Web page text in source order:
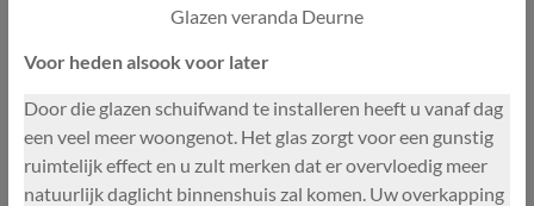
Glazen veranda Deurne
Voor heden alsook voor later
Door die glazen schuifwand te installeren heeft u vanaf dag
een veel meer woongenot. Het glas zorgt voor een gunstig
ruimtelijk effect en u zult merken dat er overvloedig meer
natuurlijk daglicht binnenshuis zal komen. Uw overkapping